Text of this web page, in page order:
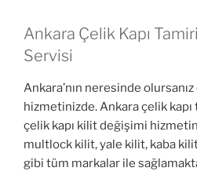
Ankara Çelik Kapı
Servisi
Ankara’nın neresinde
hizmetinizde. Ankara çelik
çelik kapı kilit değişimi
multlock kilit, yale kilit, kaba
gibi tüm markalar ile